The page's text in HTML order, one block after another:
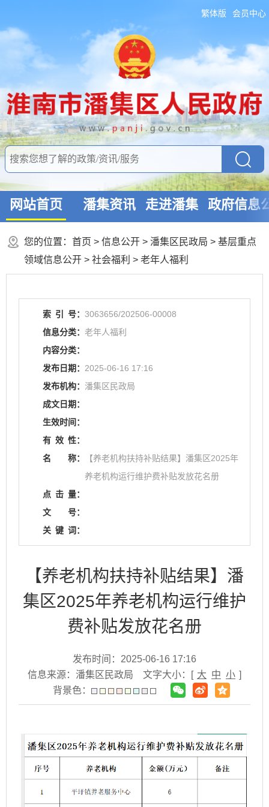
繁体版 会员中心
网站首页 潘集资讯 走进潘集 政府信息
您的位置： 首页 > 信息公开 > 潘集区民政局 > 基层重点
领域信息公开 > 社会福利 > 老年人福利
索 引 号： 3063656/202506-00008
信息分类： 老年人福利
内容分类：
发布日期： 2025-06-16 17:16
发布机构： 潘集区民政局
成文日期：
生效时间：
有 效 性：
名
称：
【养老机构扶持补贴结果】潘集区2025年
养老机构运行维护费补贴发放花名册
点 击 量：
文
号：
关 键 词：
【养老机构扶持补贴结果】潘
集区2025年养老机构运行维护
费补贴发放花名册
发布时间：2025-06-16 17:16
信息来源：潘集区民政局
文字大小：[ 大 中 小 ]
背景色：